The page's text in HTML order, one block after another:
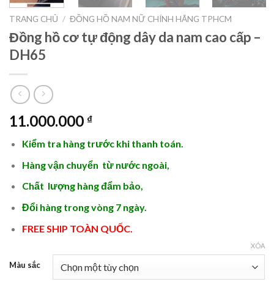
TRANG CHỦ / ĐỒNG HỒ NAM NỮ CHÍNH HÃNG TPHCM
Đồng hồ cơ tự động dây da nam cao cấp –
DH65
11.000.000 ₫
Kiểm tra hàng trước khi thanh toán.
Hàng vận chuyển từ nước ngoài,
Chất lượng hàng đẩm bảo,
Đổi hàng trong vòng 7 ngày.
FREE SHIP TOÀN QUỐC.
Màu sắc
XÓA